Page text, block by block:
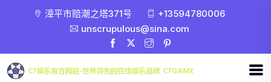
漳平市赔潮之塔371号
+13594780006
unscrupulous@sina.com